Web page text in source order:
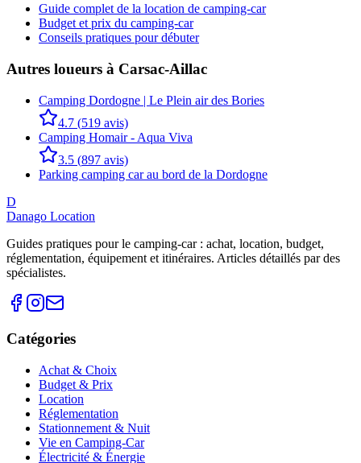
Guide complet de la location de camping-car
Budget et prix du camping-car
Conseils pratiques pour débuter
Autres loueurs à Carsac-Aillac
Camping Dordogne | Le Plein air des Bories
4.7 (519 avis)
Camping Homair - Aqua Viva
3.5 (897 avis)
Parking camping car au bord de la Dordogne
D
Danago Location
Guides pratiques pour le camping-car : achat, location, budget,
réglementation, équipement et itinéraires. Articles détaillés par des
spécialistes.
Catégories
Achat & Choix
Budget & Prix
Location
Réglementation
Stationnement & Nuit
Vie en Camping-Car
Électricité & Énergie